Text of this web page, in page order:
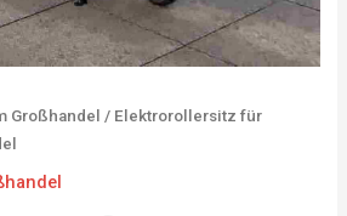
Großhandel / Elektrorollersitz für